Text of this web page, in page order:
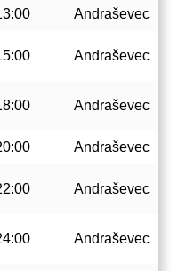
Andraševec
Andraševec
Andraševec
Andraševec
Andraševec
Andraševec